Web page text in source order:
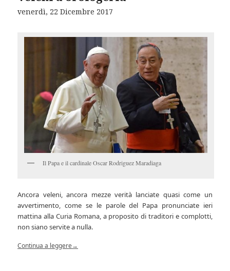
venerdì, 22 Dicembre 2017
Il Papa e il cardinale Oscar Rodriguez Maradiaga
Ancora veleni, ancora mezze verità lanciate quasi come un
avvertimento, come se le parole del Papa pronunciate ieri
mattina alla Curia Romana, a proposito di traditori e complotti,
non siano servite a nulla.
Continua a leggere→